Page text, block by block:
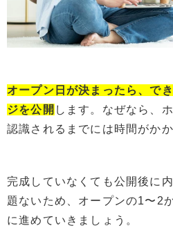
オープン日が決まったら、で
ジを公開 します。なぜなら、
認識されるまでには時間がかか
完成していなくても公開後に
題ないため、オープンの1〜2
に進めていきましょう。